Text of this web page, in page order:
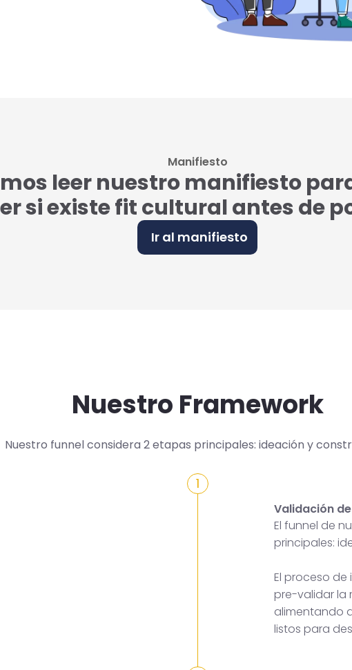
Manifiesto
leer nuestro manifiesto
si existe fit cultural antes de
Ir al manifiesto
Nuestro Framework
Nuestro funnel considera 2 etapas principales: ideación y
1
Validación
El funnel de
principales:
El proceso
pre-validar la
alimentando
listos para